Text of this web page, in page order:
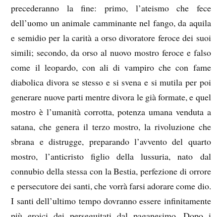
precederanno la fine: primo, l’ateismo che fece
dell’uomo un animale camminante nel fango, da aquila
e semidio per la carità a orso divoratore feroce dei suoi
simili; secondo, da orso al nuovo mostro feroce e falso
come il leopardo, con ali di vampiro che con fame
diabolica divora se stesso e si svena e si mutila per poi
generare nuove parti mentre divora le già formate, e quel
mostro è l’umanità corrotta, potenza umana venduta a
satana, che genera il terzo mostro, la rivoluzione che
sbrana e distrugge, preparando l’avvento del quarto
mostro, l’anticristo figlio della lussuria, nato dal
connubio della stessa con la Bestia, perfezione di orrore
e persecutore dei santi, che vorrà farsi adorare come dio.
I santi dell’ultimo tempo dovranno essere infinitamente